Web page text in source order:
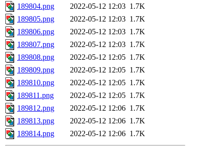
189804.png
2022-05-12 12:03 1.7K
189805.png
2022-05-12 12:03 1.7K
189806.png
2022-05-12 12:03 1.7K
189807.png
2022-05-12 12:03 1.7K
189808.png
2022-05-12 12:05 1.7K
189809.png
2022-05-12 12:05 1.7K
189810.png
2022-05-12 12:05 1.7K
189811.png
2022-05-12 12:05 1.7K
189812.png
2022-05-12 12:06 1.7K
189813.png
2022-05-12 12:06 1.7K
189814.png
2022-05-12 12:06 1.7K